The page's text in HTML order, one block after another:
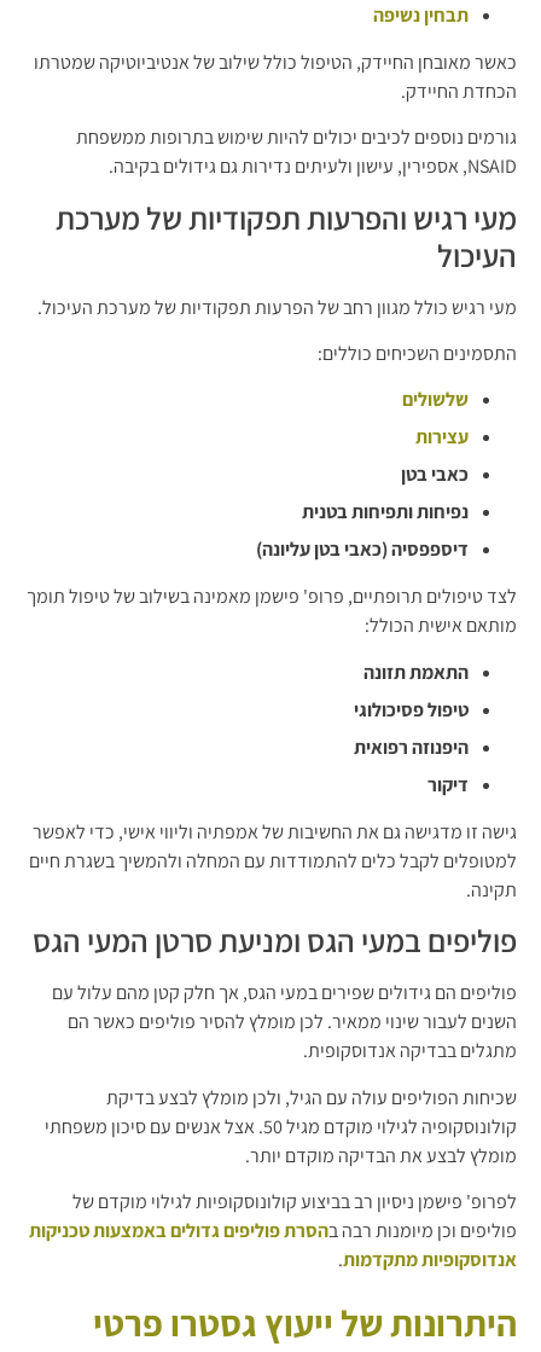
תבחין נשיפה
כאשר מאובחן החיידק, הטיפול כולל שילוב של אנטיביוטיקה שמטרתו
הכחדת החיידק.
גורמים נוספים לכיבים יכולים להיות שימוש בתרופות ממשפחת
NSAID, אספירין, עישון ולעיתים נדירות גם גידולים בקיבה.
מעי רגיש והפרעות תפקודיות של מערכת
העיכול
מעי רגיש כולל מגוון רחב של הפרעות תפקודיות של מערכת העיכול.
התסמינים השכיחים כוללים:
שלשולים
עצירות
כאבי בטן
נפיחות ותפיחות בטנית
דיספפסיה (כאבי בטן עליונה)
לצד טיפולים תרופתיים, פרופ' פישמן מאמינה בשילוב של טיפול תומך
מותאם אישית הכולל:
התאמת תזונה
טיפול פסיכולוגי
היפנוזה רפואית
דיקור
גישה זו מדגישה גם את החשיבות של אמפתיה וליווי אישי, כדי לאפשר
למטופלים לקבל כלים להתמודדות עם המחלה ולהמשיך בשגרת חיים
תקינה.
פוליפים במעי הגס ומניעת סרטן המעי הגס
פוליפים הם גידולים שפירים במעי הגס, אך חלק קטן מהם עלול עם
השנים לעבור שינוי ממאיר. לכן מומלץ להסיר פוליפים כאשר הם
מתגלים בבדיקה אנדוסקופית.
שכיחות הפוליפים עולה עם הגיל, ולכן מומלץ לבצע בדיקת
קולונוסקופיה לגילוי מוקדם מגיל 50. אצל אנשים עם סיכון משפחתי
מומלץ לבצע את הבדיקה מוקדם יותר.
לפרופ' פישמן ניסיון רב בביצוע קולונוסקופיות לגילוי מוקדם של
פוליפים וכן מיומנות רבה בהסרת פוליפים גדולים באמצעות טכניקות
אנדוסקופיות מתקדמות.
היתרונות של ייעוץ גסטרו פרטי